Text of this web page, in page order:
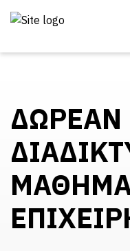
ΔΩΡΕΑΝ